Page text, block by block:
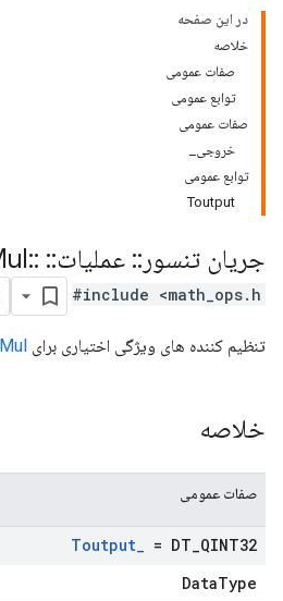
در این صفحه
خلاصه
صفات عمومی
توابع عمومی
صفات عمومی
خروجی_
توابع عمومی
Toutput
جریان تنسور :: عملیات::
::
#include <math_ops.h>
تنظیم کننده های ویژگی اختیاری برای
خلاصه
صفات عمومی
Toutput_ = DT QINT32
DataType